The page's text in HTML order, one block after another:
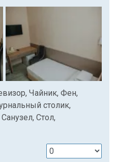
Чайник, Фен,
столик,
Стол,